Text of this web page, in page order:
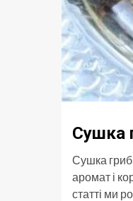
Сушка
Сушка
аромат і
статті ми